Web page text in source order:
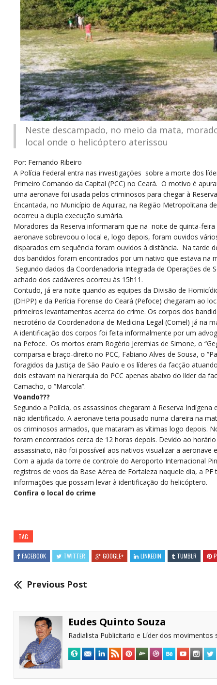
Neste descampado, no meio da mata,
local onde o helicóptero aterissou
Por: Fernando Ribeiro
A Polícia Federal entra nas investigações sobre a morte dos
Primeiro Comando da Capital (PCC) no Ceará. O motivo é
uma aeronave foi usada pelos criminosos para chegar à
Encantada, no Município de Aquiraz, na Região Metropolitana
ocorreu a dupla execução sumária.
Moradores da Reserva informaram que na noite de quinta-feira
aeronave sobrevoou o local e, logo depois, foram ouvidos
disparados em sequência foram ouvidos à distância. Na tarde
dos bandidos foram encontrados por um nativo que estava na
Segundo dados da Coordenadoria Integrada de Operações de
achado dos cadáveres ocorreu às 15h11.
Contudo, já era noite quando as equipes da Divisão de
(DHPP) e da Perícia Forense do Ceará (Pefoce) chegaram ao
primeiros levantamentos acerca do crime. Os corpos dos
necrotério da Coordenadoria de Medicina Legal (Comel) já na
A identificação dos corpos foi feita informalmente por um
na Pefoce. Os mortos eram Rogério Jeremias de Simone, o
comparsa e braço-direito no PCC, Fabiano Alves de Sousa, o
foragidos da Justiça de São Paulo e os líderes da facção
dois estavam na hierarquia do PCC apenas abaixo do líder da
Camacho, o “Marcola”.
Voando???
Segundo a Polícia, os assassinos chegaram à Reserva
não identificado. A aeronave teria pousado numa clareira na
os criminosos armados, que mataram as vítimas logo depois.
foram encontrados cerca de 12 horas depois. Devido ao
assassinato, não foi possíveil aos nativos visualizar a aeronave
Com a ajuda da torre de controle do Aeroporto Internacional
registros de voos da Base Aérea de Fortaleza naquele dia, a
informações que possam levar à identificação do helicóptero.
Confira o local do crime
TAG
FACEBOOK TWITTER GOOGLE+ LINKEDIN TUMBLR
Previous Post
Eudes Quinto Souza
Radialista Publicitario e Líder dos movimentos